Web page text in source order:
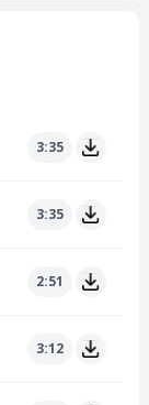
3:35
3:35
2:51
3:12